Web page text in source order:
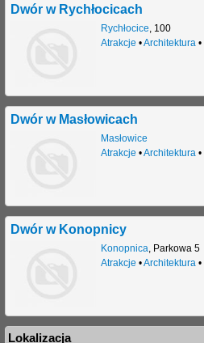
Dwór w Rychłocicach
Rychłocice 100
Atrakcje •Architektura •
Dwór w Masłowicach
Masłowice
Atrakcje •Architektura •
Dwór w Konopnicy
Konopnica Parkowa 5
Atrakcje •Architektura •
Lokalizacja